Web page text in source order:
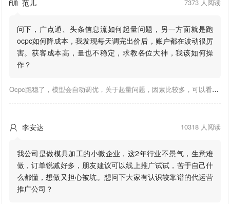
 范儿 7373 人阅读
问下，广点通、头条信息流如何起量问题，另一方面就是跑
ocpc如何降成本，我发现每天调完出价后，账户都在波动很厉
害。获客成本高，量也不稳定，求教各位大神，我该如何操
作？
Ocpc跑稳了，模型会自动调优，关于起量问题，因素比较多，可以看下靠谱推大神出的干货文章，都是经验总结，应该可以找到对应解决。
 李安达 10318 人阅读
我公司是做模具加工的小微企业，这2年行业不景气，生意难
做，订单锐减好多，朋友建议可以线上推广试试，苦于自己什
么都懂，想做又担心被坑。想问下大家有认识较靠谱的代运营
推广公司？